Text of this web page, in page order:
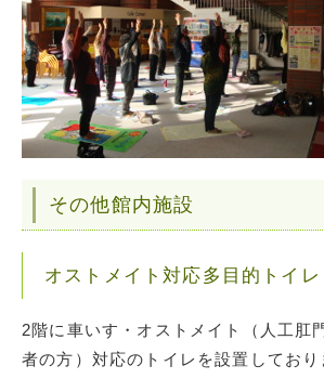
その他館内施設
オストメイト対応多目的トイレ
2階に車いす・オストメイト（人工肛
者の方）対応のトイレを設置しており